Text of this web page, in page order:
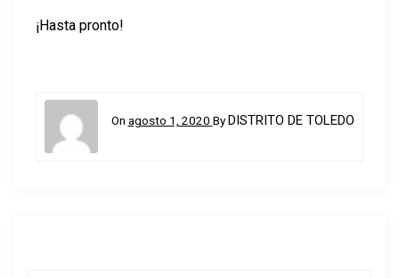
¡Hasta pronto!
On agosto 1, 2020 ByDISTRITO DE TOLEDO